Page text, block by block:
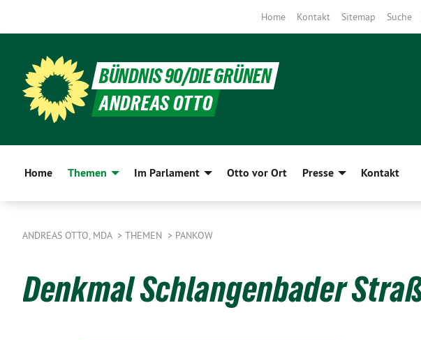
Home Kontakt Sitemap Suche
BÜNDNIS 90/DIE GRÜNEN
ANDREAS OTTO
Home Themen Im Parlament Otto vor Ort Presse Kontakt
ANDREAS OTTO, MDA THEMEN PANKOW
Denkmal Schlangenbader